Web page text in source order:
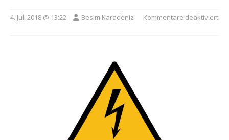
4. Juli 2018 @ 13:22 Besim Karadeniz Kommentare deaktiviert